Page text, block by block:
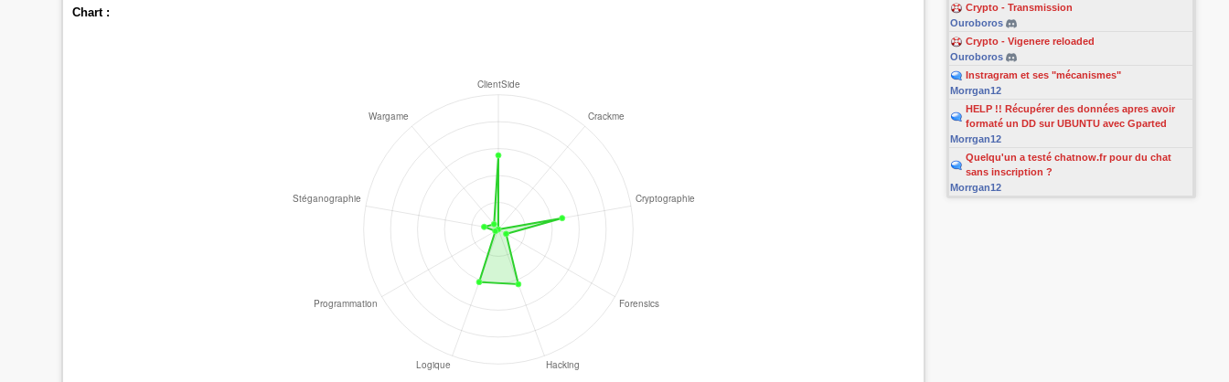
Chart :
Crypto - Transmission
Ouroboros
Crypto - Vigenere reloaded
Ouroboros
Instragram et ses "mécanismes"
Morrgan12
HELP !! Récupérer des données apres avoir
formaté un DD sur UBUNTU avec Gparted
Morrgan12
Quelqu'un a testé chatnow.fr pour du chat
sans inscription ?
Morrgan12